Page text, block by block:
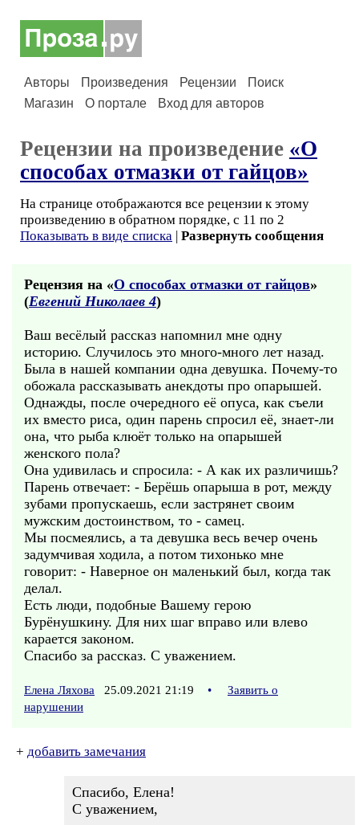
Авторы Произведения Рецензии
Поиск
Магазин
О портале Вход для авторов
Рецензии на произведение «О
способах отмазки от гайцов»
На странице отображаются все рецензии к этому
произведению в обратном порядке, с 11 по 2
Показывать в виде списка | Развернуть сообщения
Рецензия на «О способах отмазки от гайцов»
(Евгений Николаев 4)
Ваш весёлый рассказ напомнил мне одну
историю. Случилось это много-много лет назад.
Была в нашей компании одна девушка. Почему-то
обожала рассказывать анекдоты про опарышей.
Однажды, после очередного её опуса, как съели
их вместо риса, один парень спросил её, знает-ли
она, что рыба клюёт только на опарышей
женского пола?
Она удивилась и спросила: - А как их различишь?
Парень отвечает: - Берёшь опарыша в рот, между
зубами пропускаешь, если застрянет своим
мужским достоинством, то - самец.
Мы посмеялись, а та девушка весь вечер очень
задумчивая ходила, а потом тихонько мне
говорит: - Наверное он маленький был, когда так
делал.
Есть люди, подобные Вашему герою
Бурёнушкину. Для них шаг вправо или влево
карается законом.
Спасибо за рассказ. С уважением.
Елена Ляхова 25.09.2021 21:19 •
Заявить о
нарушении
+ добавить замечания
Спасибо, Елена!
С уважением,